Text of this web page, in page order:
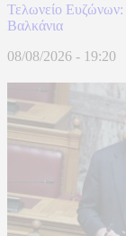
Τελωνείο Ευζώνων:
Βαλκάνια
08/08/2026 - 19:20